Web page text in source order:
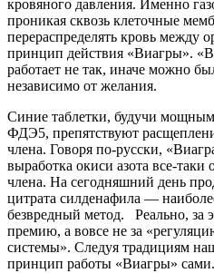
кровяного давления. Именно
проникая сквозь клеточные
перераспределять кровь между
принцип действия «Виагры».
работает не так, иначе можно
независимо от желания.
Синие таблетки, будучи
ФДЭ5, препятствуют
члена. Говоря по-русски,
выработка окиси азота все-таки
члена. На сегодняшний день
цитрата силденафила —
безвредный метод. Реально, за
премию, а вовсе не за
системы». Следуя традициям
принцип работы «Виагры» сами.